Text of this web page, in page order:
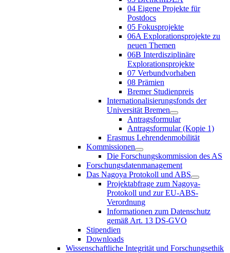
04 Eigene Projekte für
Postdocs
05 Fokusprojekte
06A Explorationsprojekte zu
neuen Themen
06B Interdisziplinäre
Explorationsprojekte
07 Verbundvorhaben
08 Prämien
Bremer Studienpreis
Internationalisierungsfonds der
Universität Bremen
Antragsformular
Antragsformular (Kopie 1)
Erasmus Lehrendenmobilität
Kommissionen
Die Forschungskommission des AS
Forschungsdatenmanagement
Das Nagoya Protokoll und ABS
Projektabfrage zum Nagoya-
Protokoll und zur EU-ABS-
Verordnung
Informationen zum Datenschutz
gemäß Art. 13 DS-GVO
Stipendien
Downloads
Wissenschaftliche Integrität und Forschungsethik